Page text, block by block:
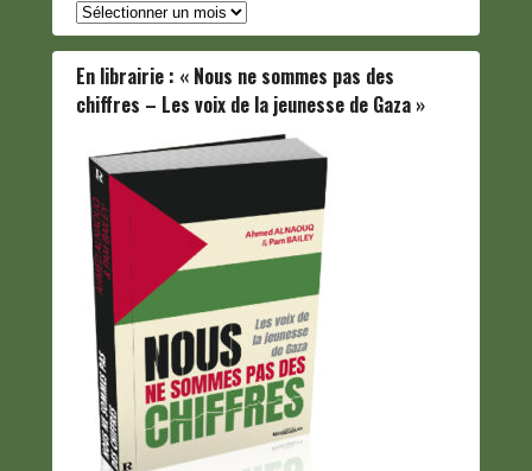
Archives
En librairie : « Nous ne sommes pas des
chiffres – Les voix de la jeunesse de Gaza »